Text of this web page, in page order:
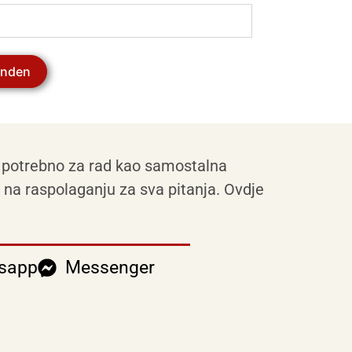
za rad kao samostalna
raspolaganju za sva pitanja. Ovdje
Messenger